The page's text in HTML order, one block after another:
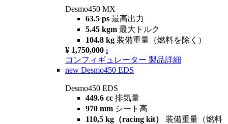
Desmo450 MX
63.5 ps 最高出力
5.45 kgm 最大トルク
104.8 kg 装備重量（燃料を除く）
¥ 1,750,000 i
コンフィギュレーター 製品詳細
new Desmo450 EDS
Desmo450 EDS
449.6 cc 排気量
970 mm シート高
110,5 kg（racing kit） 装備重量（燃料